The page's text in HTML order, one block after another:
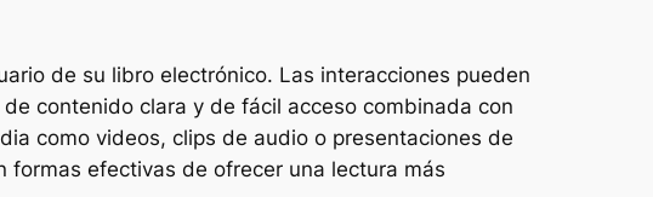
de su libro electrónico. Las interacciones pueden
contenido clara y de fácil acceso combinada con
como videos, clips de audio o presentaciones de
formas efectivas de ofrecer una lectura más